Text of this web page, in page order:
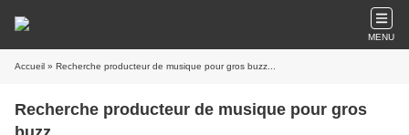
MENU
Accueil » Recherche producteur de musique pour gros buzz...
Recherche producteur de musique pour gros